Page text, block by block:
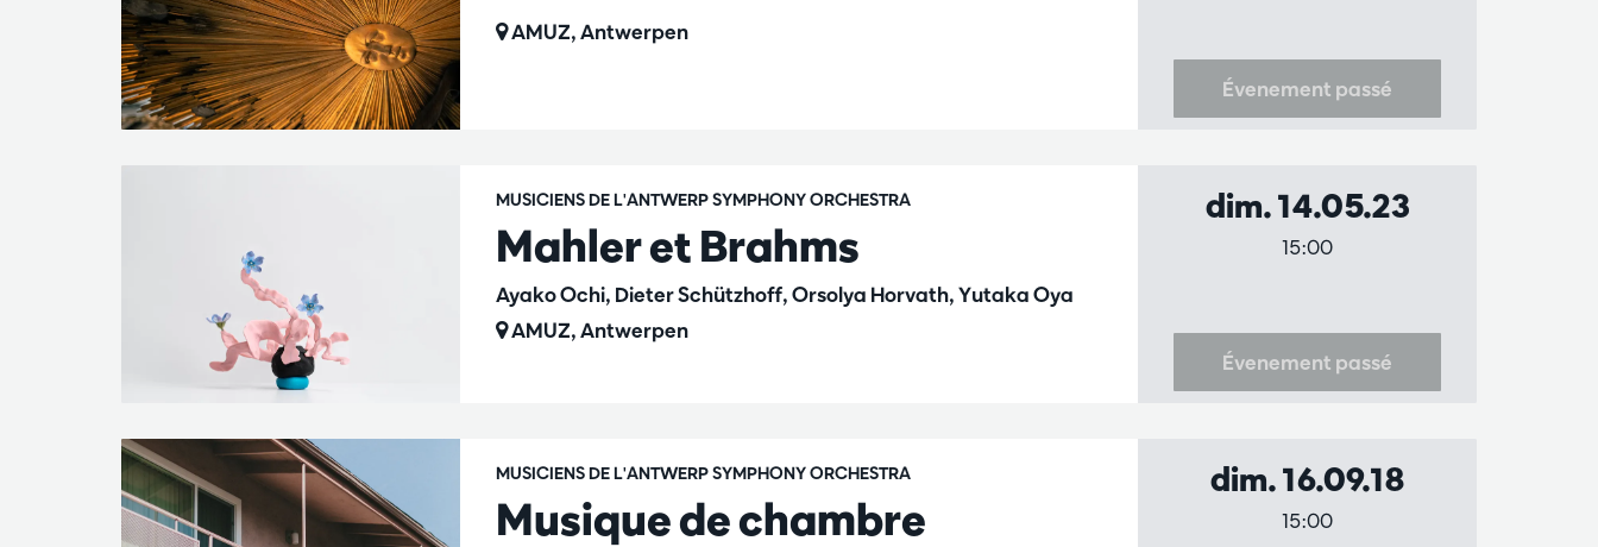
AMUZ, Antwerpen
Évenement passé
Mahler et Brahms
Ayako Ochi, Dieter Schützhoff, Orsolya Horvath, Yutaka Oya
MUSICIENS DE L'ANTWERP SYMPHONY ORCHESTRA
AMUZ, Antwerpen
dim. 14.05.23
15:00
Évenement passé
Musique de chambre
MUSICIENS DE L'ANTWERP SYMPHONY ORCHESTRA dim. 16.09.18
15:00